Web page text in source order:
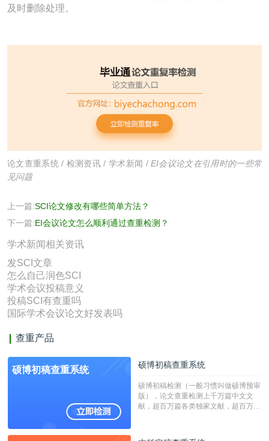
及时删除处理。
论文查重系统 / 检测资讯 / 学术新闻 / EI会议论文在引用时的一些常
见问题
上一篇:SCI论文修改有哪些简单方法？
下一篇:EI会议论文怎么顺利通过查重检测？
学术新闻相关资讯
发SCI文章
怎么自己润色SCI
学术会议投稿意义
投稿SCI有查重吗
国际学术会议论文好发表吗
查重产品
硕博初稿查重系统 硕博初稿查重系统
硕博初稿检测（一般习惯叫做硕博预审
版），论文查重检测上千万篇中文文
献，超百万篇各类独家文献，超百万港
校用来检测硕博论文的系统，检测范围